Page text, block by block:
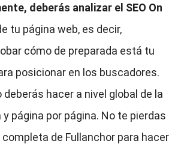
deberás analizar el SEO On
tu página web, es decir,
cómo de preparada está tu
posicionar en los buscadores.
deberás hacer a nivel global de la
y página por página. No te pierdas
completa de Fullanchor para hacer